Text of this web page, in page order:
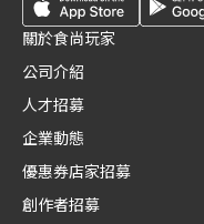
關於食尚玩家
公司介紹
人才招募
企業動態
優惠券店家招募
創作者招募